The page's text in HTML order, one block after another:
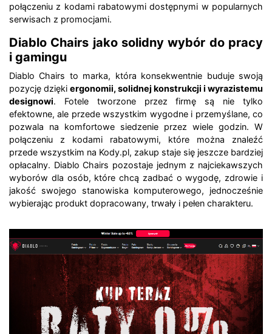
połączeniu z kodami rabatowymi dostępnymi w popularnych
serwisach z promocjami.
Diablo Chairs jako solidny wybór do pracy
i gamingu
Diablo Chairs to marka, która konsekwentnie buduje swoją
pozycję dzięki ergonomii, solidnej konstrukcji i wyrazistemu
designowi. Fotele tworzone przez firmę są nie tylko
efektowne, ale przede wszystkim wygodne i przemyślane, co
pozwala na komfortowe siedzenie przez wiele godzin. W
połączeniu z kodami rabatowymi, które można znaleźć
przede wszystkim na Kody.pl, zakup staje się jeszcze bardziej
opłacalny. Diablo Chairs pozostaje jednym z najciekawszych
wyborów dla osób, które chcą zadbać o wygodę, zdrowie i
jakość swojego stanowiska komputerowego, jednocześnie
wybierając produkt dopracowany, trwały i pełen charakteru.